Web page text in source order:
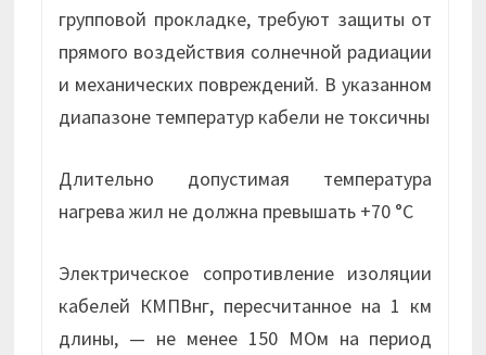
групповой прокладке, требуют защиты от
прямого воздействия солнечной радиации
и механических повреждений. В указанном
диапазоне температур кабели не токсичны
Длительно допустимая температура
нагрева жил не должна превышать +70 °С
Электрическое сопротивление изоляции
кабелей КМПВнг, пересчитанное на 1 км
длины, — не менее 150 МОм на период